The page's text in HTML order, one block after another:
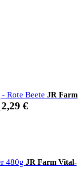
JR Farm
2,29 €
JR Farm Vital-